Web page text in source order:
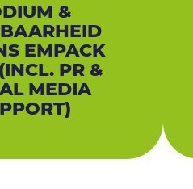
&
EMPACK
PR &
MEDIA